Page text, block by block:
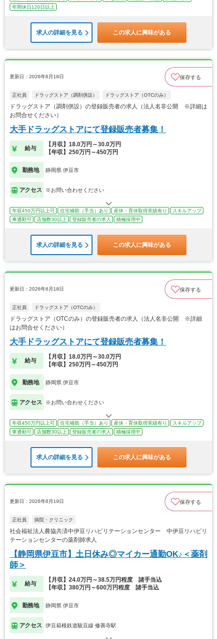
年間休日120日以上
求人の詳細を見る この求人に興味がある
更新日：2026年6月18日 保存する
正社員 ドラッグストア（調剤併設） ドラッグストア（OTCのみ）
ドラッグストア（調剤併設）の登録販売者の求人（法人名非公開 ※詳細は
お問合せください）
大手ドラッグストアにて登録販売者募集！
給与
【月収】18.0万円～30.0万円
【年収】250万円～450万円
勤務地 静岡県 伊豆市
アクセス ※お問い合わせください
年収450万円以上可 住宅補助（手当）あり 産休・育休取得実績有り
スキルアップ
車通勤可
店舗数30以上 登録販売者の求人 積極採用中
求人の詳細を見る この求人に興味がある
更新日：2026年6月18日 保存する
正社員 ドラッグストア（OTCのみ）
ドラッグストア（OTCのみ）の登録販売者の求人（法人名非公開 ※詳細
はお問合せください）
大手ドラッグストアにて登録販売者募集！
給与
【月収】18.0万円～30.0万円
【年収】250万円～450万円
勤務地 静岡県 伊豆市
アクセス ※お問い合わせください
年収450万円以上可 住宅補助（手当）あり 産休・育休取得実績有り
スキルアップ
車通勤可
店舗数30以上 登録販売者の求人 積極採用中
求人の詳細を見る この求人に興味がある
更新日：2026年6月19日 保存する
正社員 病院・クリニック
社会福祉法人農協共済中伊豆リハビリテーションセンター 中伊豆リハビリ
テーションセンターの薬剤師求人
【静岡県伊豆市】土日休み◎マイカー通勤OK♪＜薬剤
師＞
給与
【月収】24.0万円～38.5万円程度 諸手当込
【年収】380万円～600万円程度 諸手当込
勤務地 静岡県 伊豆市
アクセス 伊豆箱根鉄道駿豆線 修善寺駅